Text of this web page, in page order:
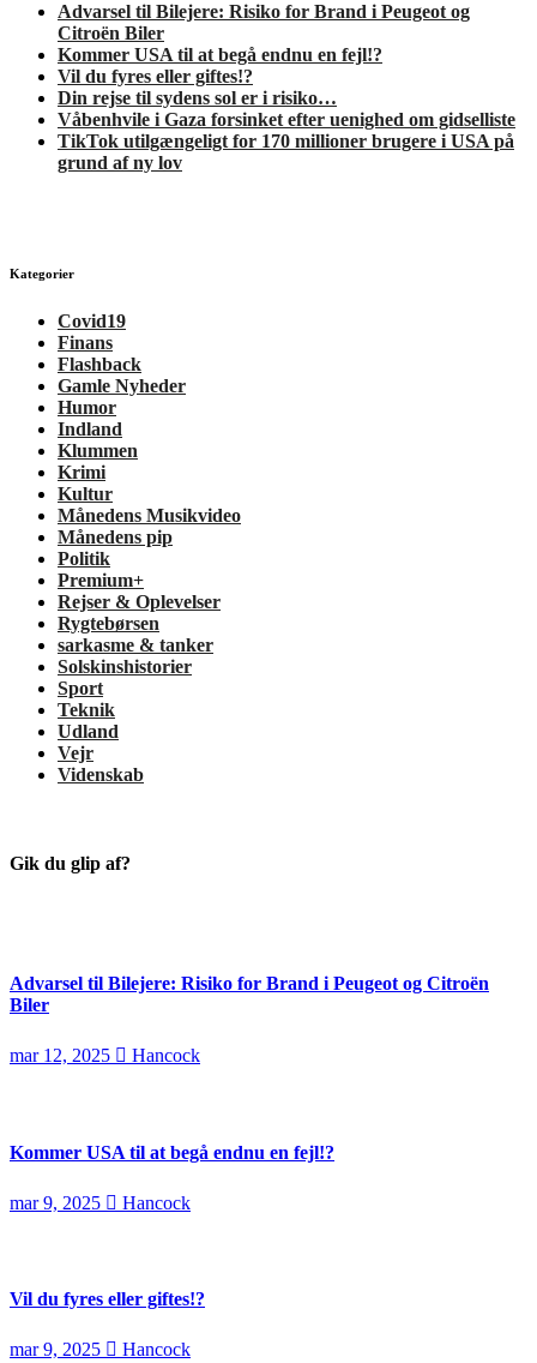
Advarsel til Bilejere: Risiko for Brand i Peugeot og
Citroën Biler
Kommer USA til at begå endnu en fejl!?
Vil du fyres eller giftes!?
Din rejse til sydens sol er i risiko…
Våbenhvile i Gaza forsinket efter uenighed om gidselliste
TikTok utilgængeligt for 170 millioner brugere i USA på
grund af ny lov
Kategorier
Covid19
Finans
Flashback
Gamle Nyheder
Humor
Indland
Klummen
Krimi
Kultur
Månedens Musikvideo
Månedens pip
Politik
Premium+
Rejser & Oplevelser
Rygtebørsen
sarkasme & tanker
Solskinshistorier
Sport
Teknik
Udland
Vejr
Videnskab
Gik du glip af?
Advarsel til Bilejere: Risiko for Brand i Peugeot og Citroën
Biler
mar 12, 2025 Hancock
Kommer USA til at begå endnu en fejl!?
mar 9, 2025 Hancock
Vil du fyres eller giftes!?
mar 9, 2025 Hancock